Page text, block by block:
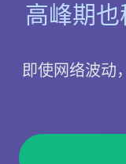
高峰期也
即使网络波动